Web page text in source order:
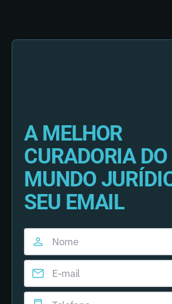
A MELHOR
CURADORIA DO
MUNDO
SEU EMAIL